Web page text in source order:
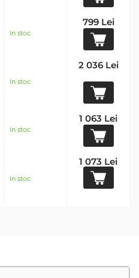
In stoc
799 Lei
In stoc
2 036 Lei
In stoc
1 063 Lei
In stoc
1 073 Lei